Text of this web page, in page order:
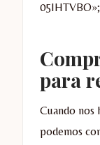
05IHTVBO»;
para
Cuando nos
podemos